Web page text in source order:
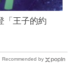
「王子的約
Recommended by